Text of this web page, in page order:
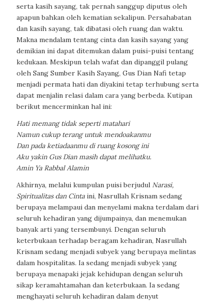
serta kasih sayang, tak pernah sanggup diputus oleh
apapun bahkan oleh kematian sekalipun. Persahabatan
dan kasih sayang, tak dibatasi oleh ruang dan waktu.
Makna mendalam tentang cinta dan kasih sayang yang
demikian ini dapat ditemukan dalam puisi-puisi tentang
kedukaan. Meskipun telah wafat dan dipanggil pulang
oleh Sang Sumber Kasih Sayang, Gus Dian Nafi tetap
menjadi permata hati dan diyakini tetap terhubung serta
dapat menjalin relasi dalam cara yang berbeda. Kutipan
berikut mencerminkan hal ini:
Hati memang tidak seperti matahari
Namun cukup terang untuk mendoakanmu
Dan pada ketiadaanmu di ruang kosong ini
Aku yakin Gus Dian masih dapat melihatku.
Amin Ya Rabbal Alamin
Akhirnya, melalui kumpulan puisi berjudul Narasi,
Spiritualitas dan Cintaini, Nasrullah Krisnam sedang
berupaya melampaui dan menyelami makna terdalam dari
seluruh kehadiran yang dijumpainya, dan menemukan
banyak arti yang tersembunyi. Dengan seluruh
keterbukaan terhadap beragam kehadiran, Nasrullah
Krisnam sedang menjadi subyek yang berupaya melintas
dalam hospitalitas. Ia sedang menjadi subyek yang
berupaya menapaki jejak kehidupan dengan seluruh
sikap keramahtamahan dan keterbukaan. Ia sedang
menghayati seluruh kehadiran dalam denyut